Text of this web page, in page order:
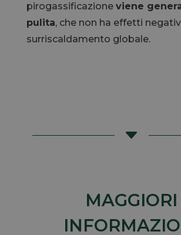
pirogassificazione viene
pulita, che non ha effetti
surriscaldamento globale.
C
MAGGIORI